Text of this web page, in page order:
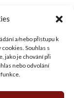
a/nebo přístupu k
Souhlas s
jako je chování při
nebo odvolání